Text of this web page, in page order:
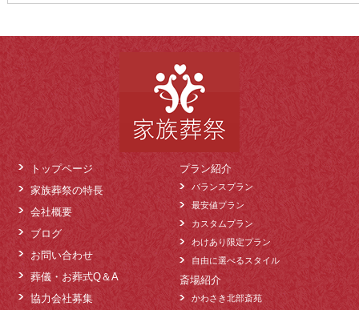
トップページ
家族葬祭の特長
会社概要
ブログ
お問い合わせ
葬儀・お葬式Q＆A
協力会社募集
プラン紹介
バランスプラン
最安値プラン
カスタムプラン
わけあり限定プラン
自由に選べるスタイル
斎場紹介
かわさき北部斎苑